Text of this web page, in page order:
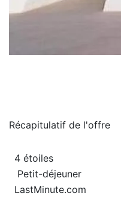
Récapitulatif de l'offre
4 étoiles
Petit-déjeuner
LastMinute.com